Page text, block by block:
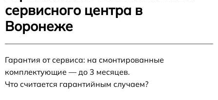
сервисного центра в
Воронеже
Гарантия от сервиса: на смонтированные
комплектующие — до 3 месяцев.
Что считается гарантийным случаем?